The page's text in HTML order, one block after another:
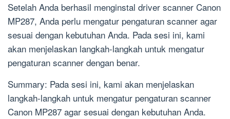
Setelah Anda berhasil menginstal driver scanner Canon
MP287, Anda perlu mengatur pengaturan scanner agar
sesuai dengan kebutuhan Anda. Pada sesi ini, kami
akan menjelaskan langkah-langkah untuk mengatur
pengaturan scanner dengan benar.
Summary: Pada sesi ini, kami akan menjelaskan
langkah-langkah untuk mengatur pengaturan scanner
Canon MP287 agar sesuai dengan kebutuhan Anda.